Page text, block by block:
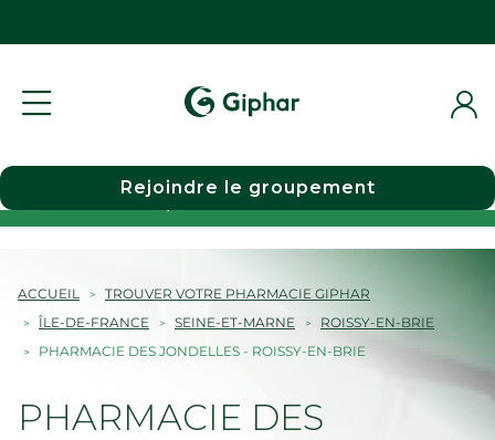
Choisir une pharmacie
Rejoindre le groupement
ACCUEIL
TROUVER VOTRE PHARMACIE GIPHAR
ÎLE-DE-FRANCE
SEINE-ET-MARNE
ROISSY-EN-BRIE
PHARMACIE DES JONDELLES - ROISSY-EN-BRIE
PHARMACIE DES